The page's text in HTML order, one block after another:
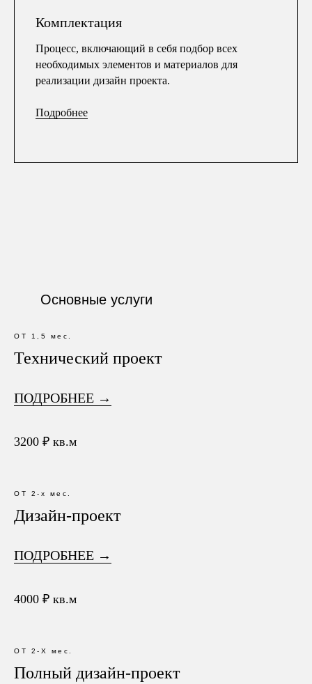
Комплектация
Процесс, включающий в себя подбор всех
необходимых элементов и материалов для
реализации дизайн проекта.
Подробнее
Основные услуги
ОТ 1,5 мес.
Технический проект
ПОДРОБНЕЕ →
3200 ₽ кв.м
ОТ 2-х мес.
Дизайн-проект
ПОДРОБНЕЕ →
4000 ₽ кв.м
ОТ 2-Х мес.
Полный дизайн-проект